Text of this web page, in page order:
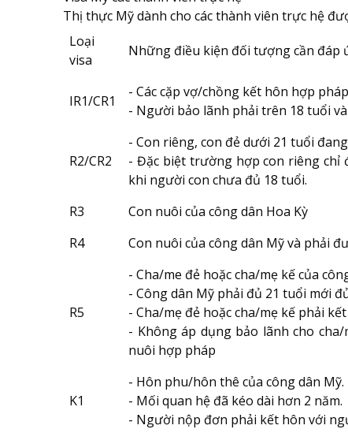
Thị thực Mỹ dành cho các thành viên trực hệ
Loại
visa
Những điều kiện đối tượng cần đáp
IR1/CR1
- Các cặp vợ/chồng kết hôn hợp
- Người bảo lãnh phải trên 18 tuổi
R2/CR2
- Con riêng, con đẻ dưới 21 tuổi
- Đặc biệt trường hợp con riêng chỉ
khi người con chưa đủ 18 tuổi.
R3
Con nuôi của công dân Hoa Kỳ
R4
Con nuôi của công dân Mỹ và phải
R5
- Cha/me đẻ hoặc cha/mẹ kế của
- Công dân Mỹ phải đủ 21 tuổi mới
- Cha/mẹ đẻ hoặc cha/mẹ kế phải
- Không áp dụng bảo lãnh cho
nuôi hợp pháp
K1
- Hôn phu/hôn thê của công dân Mỹ.
- Mối quan hệ đã kéo dài hơn 2 năm.
- Người nộp đơn phải kết hôn với